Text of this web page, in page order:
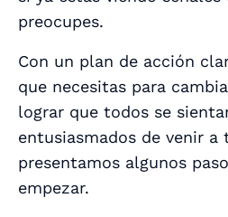
preocupes.
Con un plan de acción
que necesitas para
lograr que todos se
entusiasmados de venir a
presentamos algunos
empezar.